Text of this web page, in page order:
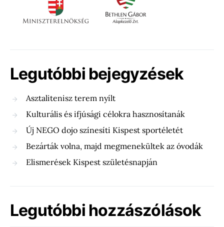
Legutóbbi bejegyzések
Asztalitenisz terem nyílt
Kulturális és ifjúsági célokra hasznosítanák
Új NEGO dojo színesíti Kispest sportéletét
Bezárták volna, majd megmenekültek az óvodák
Elismerések Kispest születésnapján
Legutóbbi hozzászólások